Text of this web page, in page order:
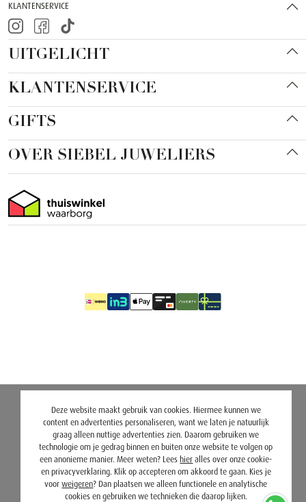
KLANTENSERVICE
UITGELICHT
KLANTENSERVICE
GIFTS
OVER SIEBEL JUWELIERS
Deze website maakt gebruik van cookies. Hiermee kunnen we
content en advertenties personaliseren, want we laten je natuurlijk
graag alleen nuttige advertenties zien. Daarom gebruiken we
technologie om je gedrag binnen en buiten onze website te volgen op
een anonieme manier. Meer weten? Lees hier alles over onze cookie-
en privacyverklaring. Klik op accepteren om akkoord te gaan. Kies je
voorweigeren? Dan plaatsen we alleen functionele en analytische
cookies en gebruiken we technieken die daarop lijken.